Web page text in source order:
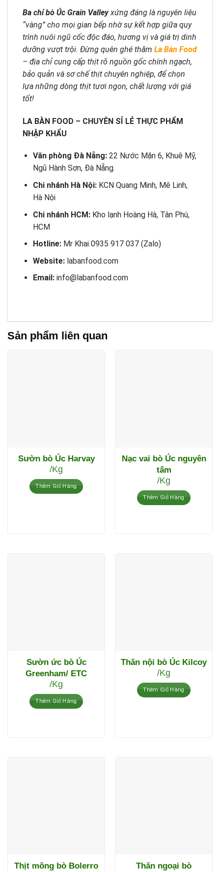
Ba chỉ bò Úc Grain Valleyxứng đáng là nguyên liệu
“vàng” cho mọi gian bếp nhờ sự kết hợp giữa quy
trình nuôi ngũ cốc độc đáo, hương vị và giá trị dinh
dưỡng vượt trội. Đừng quên ghé thăm La Bàn Food
– địa chỉ cung cấp thịt rõ nguồn gốc chính ngạch,
bảo quản và sơ chế thịt chuyên nghiệp, để chọn
lựa những dòng thịt tươi ngon, chất lượng với giá
tốt!
LA BÀN FOOD – CHUYÊN SỈ LẺ THỰC PHẨM
NHẬP KHẨU
Văn phòng Đà Nẵng:22 Nước Mặn 6, Khuê Mỹ,
Ngũ Hành Sơn, Đà Nẵng.
Chi nhánh Hà Nội:KCN Quang Minh, Mê Linh,
Hà Nội
Chi nhánh HCM:Kho lạnh Hoàng Hà, Tân Phú,
HCM
Hotline:Mr Khai 0935 917 037 (Zalo)
Website:labanfood.com
Email:info@labanfood.com
Sản phẩm liên quan
Sườn bò Úc Harvay
/Kg
Thêm Giỏ Hàng
Nạc vai bò Úc nguyên
tấm
/Kg
Thêm Giỏ Hàng
Sườn ức bò Úc
Greenham/ ETC
/Kg
Thêm Giỏ Hàng
Thăn nội bò Úc Kilcoy
/Kg
Thêm Giỏ Hàng
Thịt mông bò Bolerro
Thăn ngoại bò